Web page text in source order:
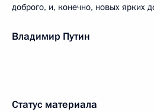
доброго, и, конечно, новых ярких
Владимир Путин
Статус материала